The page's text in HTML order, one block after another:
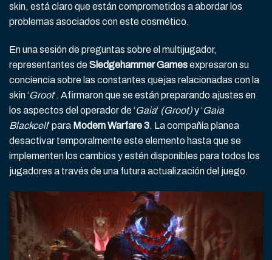
skin, está claro que están comprometidos a abordar los
problemas asociados con este cosmético.
En una sesión de preguntas sobre el multijugador,
representantes deSledgehammer Gamesexpresaron su
conciencia sobre las constantes quejas relacionadas con la
skin ‘Groot‘. Afirmaron que se están preparando ajustes en
los aspectos del operador de ‘Gaia‘ (Groot)y ‘Gaia
Blackcell‘ para Modern Warfare 3. La compañía planea
desactivar temporalmente este elemento hasta que se
implementen los cambios y estén disponibles para todos los
jugadores a través de una futura actualización del juego.